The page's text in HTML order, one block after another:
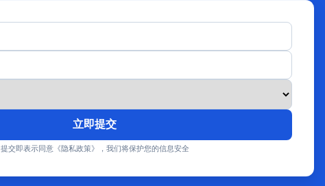
立即提交
提交即表示同意《隐私政策》，我们将保护您的信息安全